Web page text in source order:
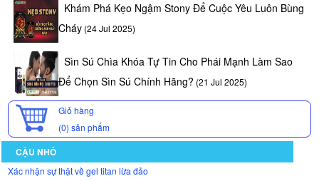
Khám Phá Kẹo Ngậm Stony Để Cuộc Yêu Luôn Bùng
Cháy (24 Jul 2025)
Sìn Sú Chìa Khóa Tự Tin Cho Phái Mạnh Làm Sao
Để Chọn Sìn Sú Chính Hãng? (21 Jul 2025)
Giỏ hàng
(0) sản phẩm
CẬU NHỎ
Xác nhận sự thật về gel titan lừa đảo